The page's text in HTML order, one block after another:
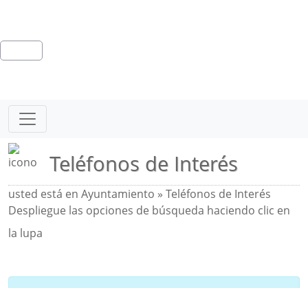
Teléfonos de Interés
usted está en Ayuntamiento » Teléfonos de Interés
Despliegue las opciones de búsqueda haciendo clic en
la lupa